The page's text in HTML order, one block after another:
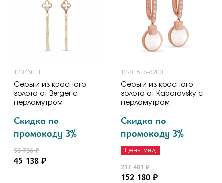
120430 П
Серьги из красного
золота от Berger с
перламутром
Скидка по
промокоду 3%
53 736 ₽
45 138 ₽
12-01816-6200
Серьги из красного
золота от Kabarovsky с
перламутром
Скидка по
промокоду 3%
Цены мед
217 401 ₽
152 180 ₽
Заказать
политики конфиденциальности